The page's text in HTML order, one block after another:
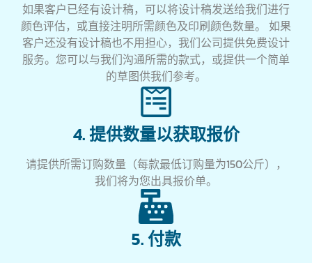
如果客户已经有设计稿，可以将设计稿发送给我们进行
颜色评估，或直接注明所需颜色及印刷颜色数量。 如果
客户还没有设计稿也不用担心，我们公司提供免费设计
服务。您可以与我们沟通所需的款式，或提供一个简单
的草图供我们参考。
4. 提供数量以获取报价
请提供所需订购数量（每款最低订购量为150公斤），
我们将为您出具报价单。
5. 付款